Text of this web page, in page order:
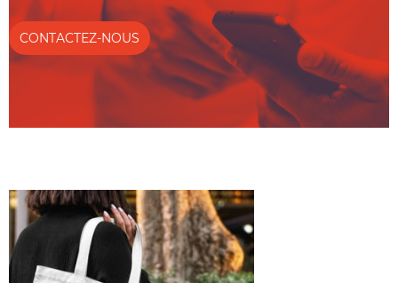
CONTACTEZ-NOUS